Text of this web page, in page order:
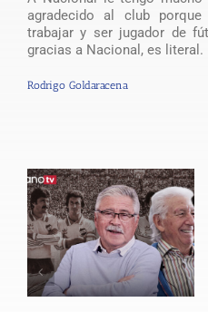
agradecido al club
trabajar y ser jugador de
gracias a Nacional, es literal.
Rodrigo Goldaracena